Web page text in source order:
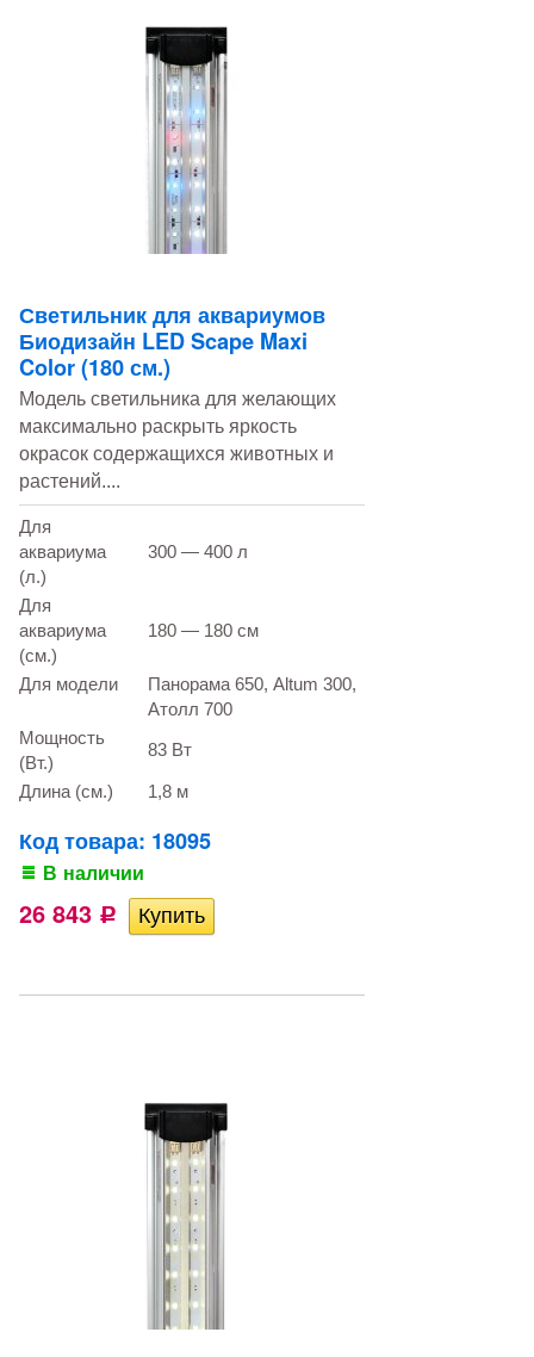
Светильник для аквариумов
Биодизайн LED Scape Maxi
Color (180 см.)
Модель светильника для желающих
максимально раскрыть яркость
окрасок содержащихся животных и
растений....
Для
аквариума
(л.)
300 — 400 л
Для
аквариума
(см.)
180 — 180 см
Для модели
Панорама 650, Altum 300,
Атолл 700
Мощность
(Вт.)
83 Вт
Длина (см.) 1,8 м
Код товара: 18095
В наличии
26 843 Р